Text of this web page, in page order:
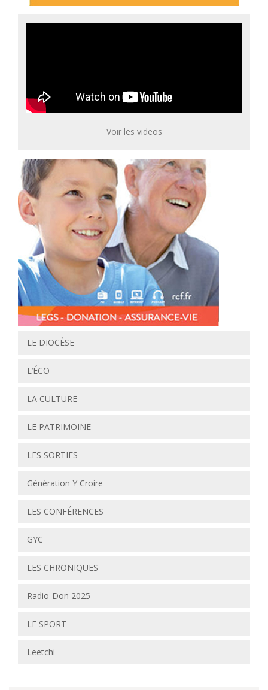
Voir les videos
LE DIOCÈSE
L’ÉCO
LA CULTURE
LE PATRIMOINE
LES SORTIES
Génération Y Croire
LES CONFÉRENCES
GYC
LES CHRONIQUES
Radio-Don 2025
LE SPORT
Leetchi